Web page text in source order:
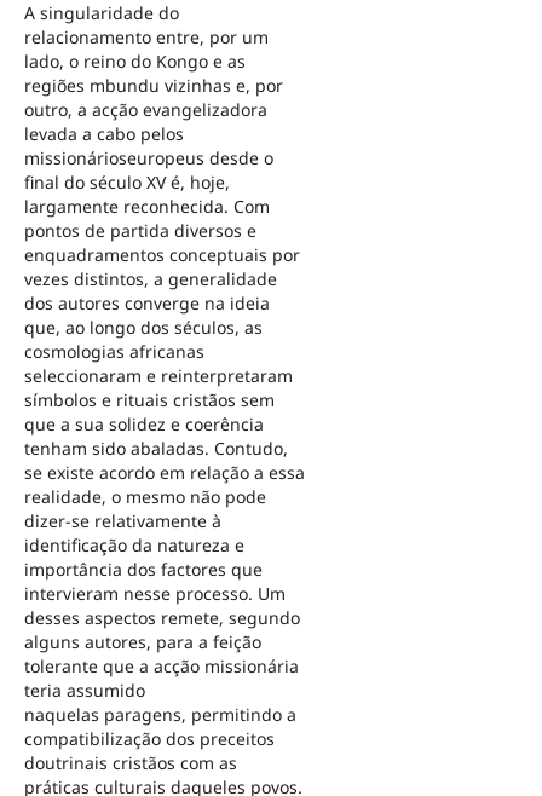
A singularidade do
relacionamento entre, por um
lado, o reino do Kongo e as
regiões mbundu vizinhas e, por
outro, a acção evangelizadora
levada a cabo pelos
missionárioseuropeus desde o
final do século XV é, hoje,
largamente reconhecida. Com
pontos de partida diversos e
enquadramentos conceptuais por
vezes distintos, a generalidade
dos autores converge na ideia
que, ao longo dos séculos, as
cosmologias africanas
seleccionaram e reinterpretaram
símbolos e rituais cristãos sem
que a sua solidez e coerência
tenham sido abaladas. Contudo,
se existe acordo em relação a essa
realidade, o mesmo não pode
dizer-se relativamente à
identificação da natureza e
importância dos factores que
intervieram nesse processo. Um
desses aspectos remete, segundo
alguns autores, para a feição
tolerante que a acção missionária
teria assumido
naquelas paragens, permitindo a
compatibilização dos preceitos
doutrinais cristãos com as
práticas culturais daqueles povos.